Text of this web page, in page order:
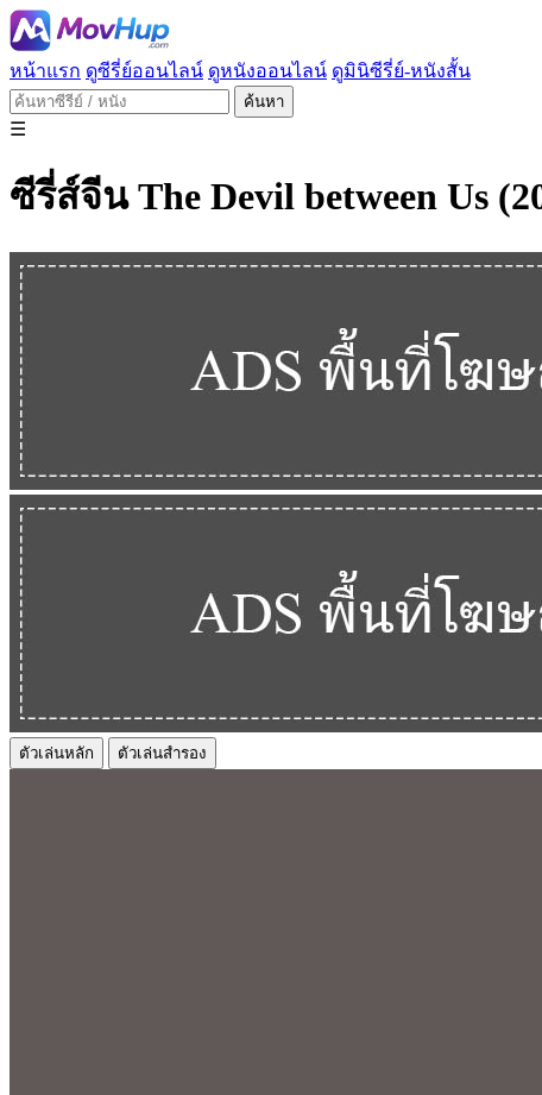
หน้าแรก ดูซีรี่ย์ออนไลน์ ดูหนังออนไลน์ ดูมินิซีรี่ย์-หนังสั้น
ค้นหา
☰
ซีรี่ส์จีน The Devil between Us
ตัวเล่นหลัก ตัวเล่นสำรอง